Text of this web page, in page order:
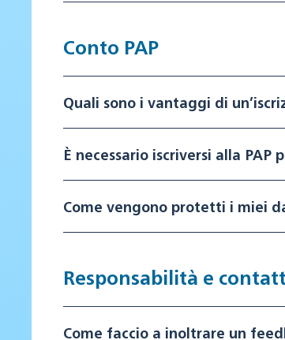
Conto PAP
Quali sono i vantaggi di
È necessario iscriversi alla
Come vengono protetti i miei
Responsabilità e
Come faccio a inoltrare un